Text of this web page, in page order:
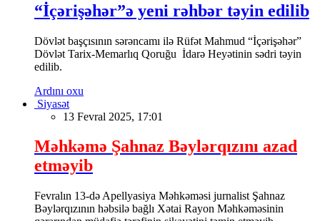
“İçərişəhər”ə yeni rəhbər təyin edilib
Dövlət başçısının sərəncamı ilə Rüfət Mahmud “İçərişəhər”
Dövlət Tarix-Memarlıq Qoruğu İdarə Heyətinin sədri təyin
edilib.
Ardını oxu
Siyasət
13 Fevral 2025, 17:01
Məhkəmə Şahnaz Bəylərqızını azad
etməyib
Fevralın 13-də Apellyasiya Məhkəməsi jurnalist Şahnaz
Bəylərqızının həbsilə bağlı Xətai Rayon Məhkəməsinin